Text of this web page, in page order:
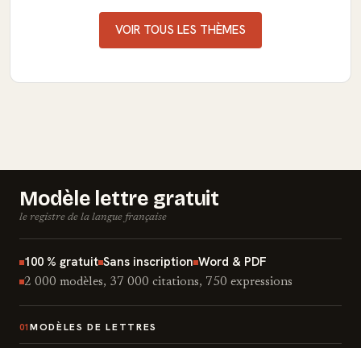
VOIR TOUS LES THÈMES
Modèle lettre gratuit
le registre de la langue française
100 % gratuit Sans inscription Word & PDF
2 000 modèles, 37 000 citations, 750 expressions
01 MODÈLES DE LETTRES